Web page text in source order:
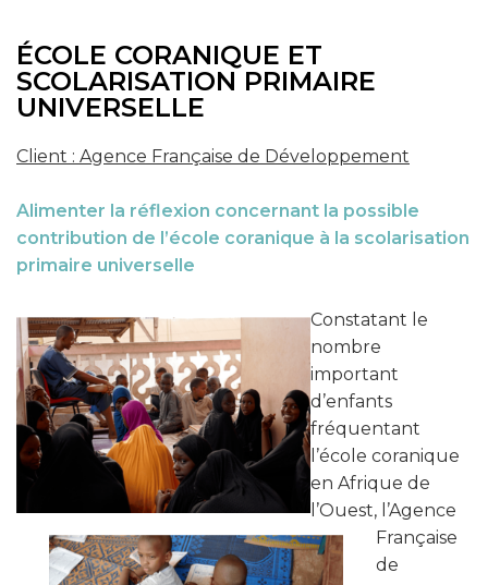
ÉCOLE CORANIQUE ET
SCOLARISATION PRIMAIRE
UNIVERSELLE
Client : Agence Française de Développement
Alimenter la réflexion concernant la possible
contribution de l’école coranique à la scolarisation
primaire universelle
Constatant le
nombre
important
d’enfants
fréquentant
l’école coranique
en Afrique de
l’Ouest, l’Agence
Française
de